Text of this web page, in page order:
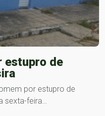
estupro de
por estupro de
sexta-feira…